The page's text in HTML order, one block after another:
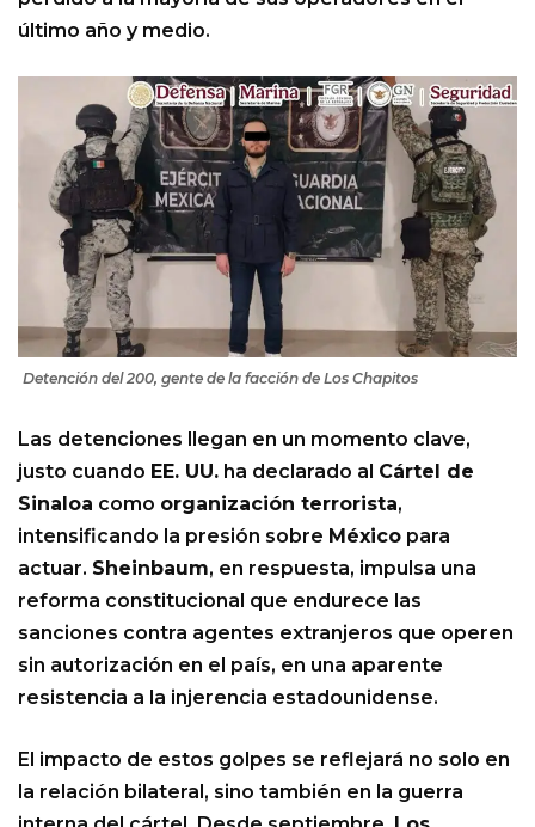
último año y medio.
Detención del 200, gente de la facción de Los Chapitos
Las detenciones llegan en un momento clave,
justo cuando EE. UU. ha declarado al Cártel de
Sinaloa como organización terrorista,
intensificando la presión sobre México para
actuar. Sheinbaum, en respuesta, impulsa una
reforma constitucional que endurece las
sanciones contra agentes extranjeros que operen
sin autorización en el país, en una aparente
resistencia a la injerencia estadounidense.
El impacto de estos golpes se reflejará no solo en
la relación bilateral, sino también en la guerra